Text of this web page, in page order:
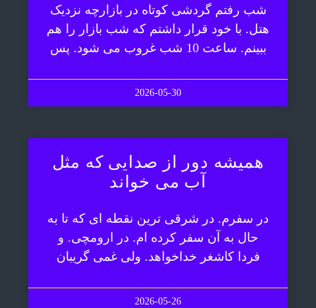
شب رفتم گردشی کوتاه در بازارچه نزدیک
هتل. با خود قرار داشتم که شب بازار را هم
ببینم. ساعت 10 شب غروب می شود. پس
2026-05-30
همیشه دور از صدایی که مثل
آب می خواند
در سفرم. در شرقی ترین نقطه ای که تا به
حال به آن سفر کرده ام. در ارومچی. و
فردا کاشغر خداخواهد. ولی غمی گریبان
2026-05-26